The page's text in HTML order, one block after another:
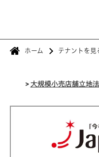
ホーム テナントを見
>大規模小売店舗立地